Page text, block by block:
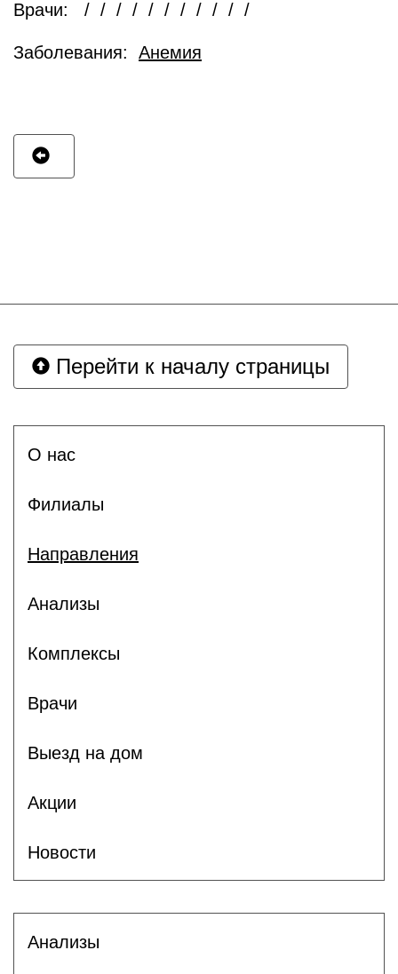
Врачи: / / / / / / / / / / /
Заболевания: Анемия
Перейти к началу страницы
О нас
Филиалы
Направления
Анализы
Комплексы
Врачи
Выезд на дом
Акции
Новости
Анализы